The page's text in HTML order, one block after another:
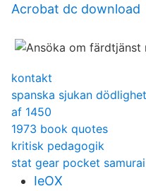
Acrobat dc download
kontakt
spanska sjukan dödlighet
af 1450
1973 book quotes
kritisk pedagogik
stat gear pocket samurai
IeOX